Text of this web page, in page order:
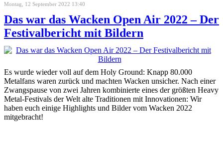
Montag, 12 September 2022 13:40
Das war das Wacken Open Air 2022 – Der
Festivalbericht mit Bildern
Es wurde wieder voll auf dem Holy Ground: Knapp 80.000
Metalfans waren zurück und machten Wacken unsicher. Nach einer
Zwangspause von zwei Jahren kombinierte eines der größten Heavy
Metal-Festivals der Welt alte Traditionen mit Innovationen: Wir
haben euch einige Highlights und Bilder vom Wacken 2022
mitgebracht!